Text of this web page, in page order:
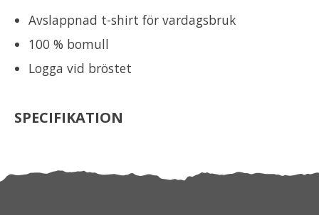
Avslappnad t-shirt för vardagsbruk
100 % bomull
Logga vid bröstet
SPECIFIKATION